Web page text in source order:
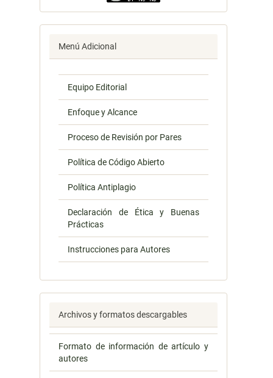
Menú Adicional
Equipo Editorial
Enfoque y Alcance
Proceso de Revisión por Pares
Política de Código Abierto
Política Antiplagio
Declaración de Ética y Buenas
Prácticas
Instrucciones para Autores
Archivos y formatos descargables
Formato de información de artículo y
autores